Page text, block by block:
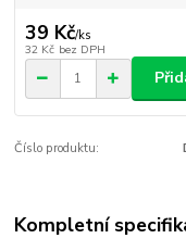
39 Kč/ks
32 Kč bez DPH
Číslo produktu:
Kompletní